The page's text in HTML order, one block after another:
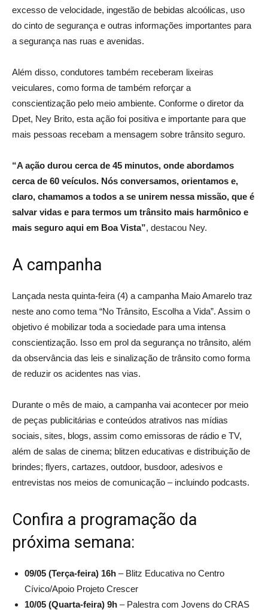
excesso de velocidade, ingestão de bebidas alcoólicas, uso
do cinto de segurança e outras informações importantes para
a segurança nas ruas e avenidas.
Além disso, condutores também receberam lixeiras
veiculares, como forma de também reforçar a
conscientização pelo meio ambiente. Conforme o diretor da
Dpet, Ney Brito, esta ação foi positiva e importante para que
mais pessoas recebam a mensagem sobre trânsito seguro.
“A ação durou cerca de 45 minutos, onde abordamos
cerca de 60 veículos. Nós conversamos, orientamos e,
claro, chamamos a todos a se unirem nessa missão, que é
salvar vidas e para termos um trânsito mais harmônico e
mais seguro aqui em Boa Vista”, destacou Ney.
A campanha
Lançada nesta quinta-feira (4) a campanha Maio Amarelo traz
neste ano como tema “No Trânsito, Escolha a Vida”. Assim o
objetivo é mobilizar toda a sociedade para uma intensa
conscientização. Isso em prol da segurança no trânsito, além
da observância das leis e sinalização de trânsito como forma
de reduzir os acidentes nas vias.
Durante o mês de maio, a campanha vai acontecer por meio
de peças publicitárias e conteúdos atrativos nas mídias
sociais, sites, blogs, assim como emissoras de rádio e TV,
além de salas de cinema; blitzen educativas e distribuição de
brindes; flyers, cartazes, outdoor, busdoor, adesivos e
entrevistas nos meios de comunicação – incluindo podcasts.
Confira a programação da
próxima semana:
09/05 (Terça-feira) 16h – Blitz Educativa no Centro
Cívico/Apoio Projeto Crescer
10/05 (Quarta-feira) 9h – Palestra com Jovens do CRAS